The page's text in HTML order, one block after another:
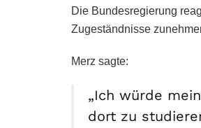
Die Bundesregierung
Zugeständnisse
Merz sagte:
„Ich würde
dort zu